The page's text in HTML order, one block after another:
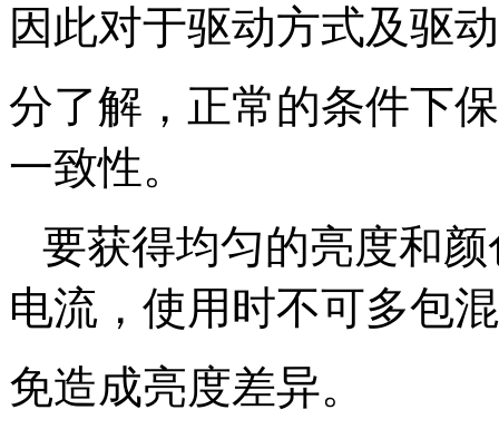
因此对于驱动方式及驱
分了解，正常的条件下
一致性。
要获得均匀的亮度和
电流，使用时不可多包
免造成亮度差异。